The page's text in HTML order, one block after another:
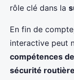
rôle clé dans la
En fin de
interactive peut
compétences
sécurité routière